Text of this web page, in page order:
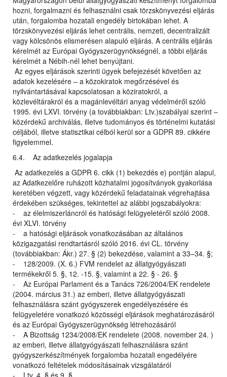
hozni, forgalmazni és felhasználni csak törzskönyvezési eljárás
után, forgalomba hozatali engedély birtokában lehet. A
törzskönyvezési eljárás lehet centrális, nemzeti, decentralizált
vagy kölcsönös elismerésen alapuló eljárás. A centrális eljárás
kérelmét az Európai Gyógyszerügynökségnél, a többi eljárás
kérelmét a Nébih-nél lehet benyújtani.
Az egyes eljárások szerinti ügyek befejezését követően az
adatok kezelésére – a közokiratok megőrzésével és
nyilvántartásával kapcsolatosan a köziratokról, a
közlevéltárakról és a magánlevéltári anyag védelméről szóló
1995. évi LXVI. törvény (a továbbiakban: Ltv.)szabályai szerint –
közérdekű archiválás, illetve tudományos és történelmi kutatási
céljából, illetve statisztikai célból kerül sor a GDPR 89. cikkére
figyelemmel.
6.4. Az adatkezelés jogalapja
Az adatkezelés a GDPR 6. cikk (1) bekezdés e) pontján alapul,
az Adatkezelőre ruházott közhatalmi jogosítványok gyakorlása
keretében végzett, vagy közérdekű feladatainak végrehajtása
érdekében szükséges, tekintettel az alábbi jogszabályokra:
- az élelmiszerláncról és hatósági felügyeletéről szóló 2008.
évi XLVI. törvény
- a hatósági eljárások vonatkozásában az általános
közigazgatási rendtartásról szóló 2016. évi CL. törvény
(továbbiakban: Ákr.) 27. § (2) bekezdése, valamint a 33–34. §;
- 128/2009. (X. 6.) FVM rendelet az állatgyógyászati
termékekről 5. §, 12. -15. §, valamint a 22. § - 26. §
- Az Európai Parlament és a Tanács 726/2004/EK rendelete
(2004. március 31.) az emberi, illetve állatgyógyászati
felhasználásra szánt gyógyszerek engedélyezésére és
felügyeletére vonatkozó közösségi eljárások meghatározásáról
és az Európai Gyógyszerügynökség létrehozásáról
- A Bizottság 1234/2008/EK rendelete (2008. november 24. )
az emberi, illetve állatgyógyászati felhasználásra szánt
gyógyszerkészítmények forgalomba hozatali engedélyére
vonatkozó feltételek módosításainak vizsgálatáról